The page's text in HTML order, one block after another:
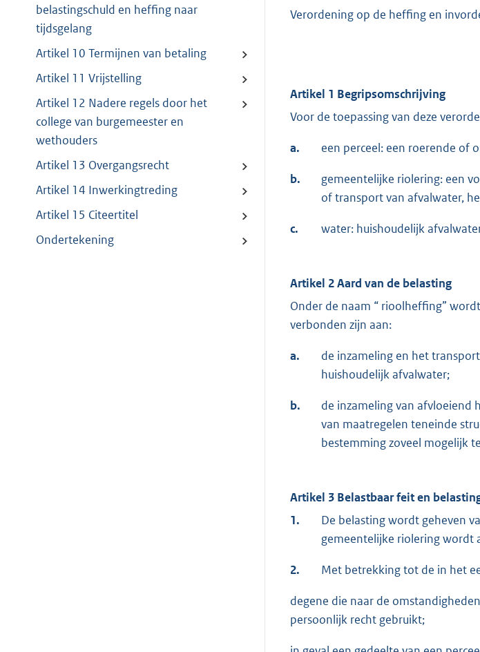
belastingschuld en heffing naar
tijdsgelang
Artikel 10 Termijnen van betaling
Artikel 11 Vrijstelling
Artikel 12 Nadere regels door het
college van burgemeester en
wethouders
Artikel 13 Overgangsrecht
Artikel 14 Inwerkingtreding
Artikel 15 Citeertitel
Ondertekening
Verordening op de heffing en
Artikel 1 Begripsomschrijving
Voor de toepassing van deze
a. een perceel: een roerende of
b.
gemeentelijke riolering: een
of transport van afvalwater,
c. water: huishoudelijk
Artikel 2 Aard van de belasting
Onder de naam “ rioolheffing”
verbonden zijn aan:
a.
de inzameling en het
huishoudelijk afvalwater;
b.
de inzameling van afvloeiend
van maatregelen teneinde
bestemming zoveel mogelijk
Artikel 3 Belastbaar feit en
1.
De belasting wordt geheven
gemeentelijke riolering wordt
2. Met betrekking tot de in het
degene die naar de
persoonlijk recht gebruikt;